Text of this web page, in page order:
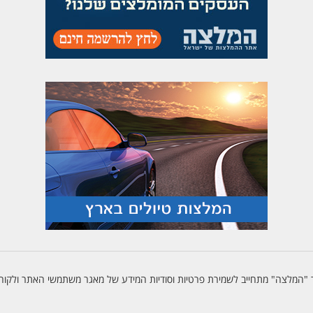
"המלצה" מתחייב לשמירת פרטיות וסודיות המידע של מאגר משתמשי האתר